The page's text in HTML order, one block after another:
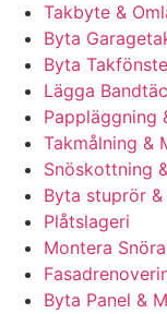
Takbyte &
Byta
Byta
Lägga
Pappläggning
Takmålning &
Snöskottning
Byta stuprör
Plåtslageri
Montera
Byta Panel &